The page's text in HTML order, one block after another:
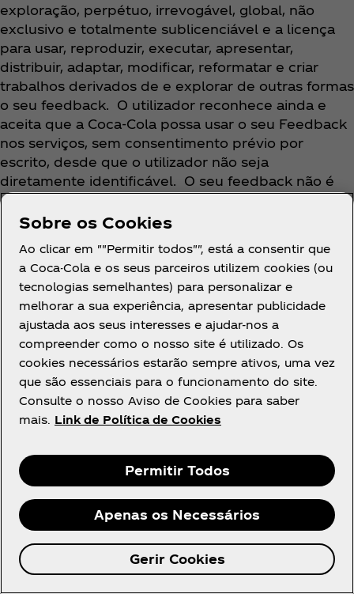
exploração, perpétuo, irrevogável, global, não
exclusivo e totalmente sublicenciável e a licença
para usar, reproduzir, executar, apresentar,
distribuir, adaptar, modificar, reformatar e criar
trabalhos derivados de e explorar de outras formas
o seu feedback. O utilizador reconhece ainda e
aceita que a Coca‑Cola possa usar o seu Feedback
nos serviços, sem consentimento prévio por
escrito, desde que o utilizador não seja
diretamente identificável. O seu feedback não é
considerado confidencial e de sua exclusiva
propriedade.
9. QUE USOS DOS SERVIÇOS SÃO
PERMITIDOS?
Sujeitos ao cumprimento das presentes condições
a Coca‑Cola concede ao utilizador, apenas para fins
não comerciais, um direito pessoal, limitado, não
exclusivo, não transferível, revogável de acesso e
uso dos serviços e de download de uma (1) cópia
de cada uma das apps.
O utilizador deve usar os serviços apenas para fins
legítimos, pessoais e não comerciais e nunca para
fins fraudulentos e ligados a atividades ilícitas. Não
obstante o acima exposto, o utilizador não pode e
aceita não tentar ou incentivar ou permitir terceiros
Ganhar (ou tentar ganhar) acesso não autorizado
Sobre os Cookies
Ao clicar em ""Permitir todos"", está a consentir que
a Coca-Cola e os seus parceiros utilizem cookies (ou
tecnologias semelhantes) para personalizar e
melhorar a sua experiência, apresentar publicidade
ajustada aos seus interesses e ajudar-nos a
compreender como o nosso site é utilizado. Os
cookies necessários estarão sempre ativos, uma vez
que são essenciais para o funcionamento do site.
Consulte o nosso Aviso de Cookies para saber
mais. Link de Política de Cookies
Permitir Todos
Apenas os Necessários
Gerir Cookies